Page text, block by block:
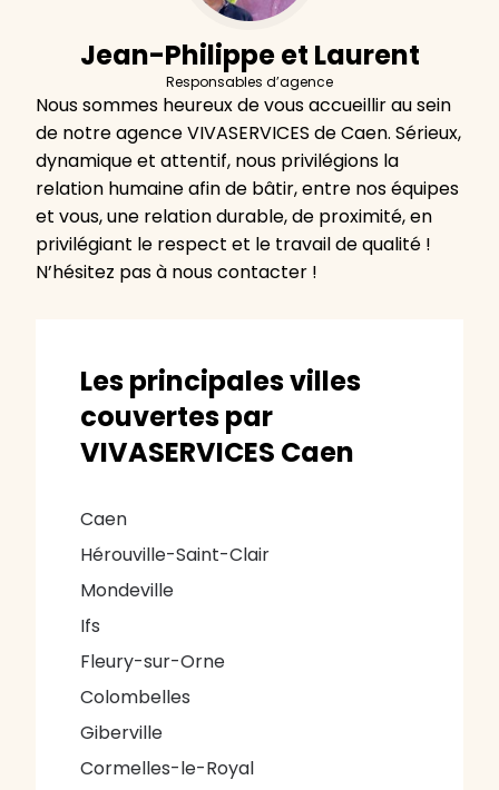
Jean-Philippe et Laurent
Responsables d’agence
Nous sommes heureux de vous accueillir au sein
de notre agence VIVASERVICES de Caen. Sérieux,
dynamique et attentif, nous privilégions la
relation humaine afin de bâtir, entre nos équipes
et vous, une relation durable, de proximité, en
privilégiant le respect et le travail de qualité !
N’hésitez pas à nous contacter !
Les principales villes
couvertes par
VIVASERVICES Caen
Caen
Hérouville-Saint-Clair
Mondeville
Ifs
Fleury-sur-Orne
Colombelles
Giberville
Cormelles-le-Royal